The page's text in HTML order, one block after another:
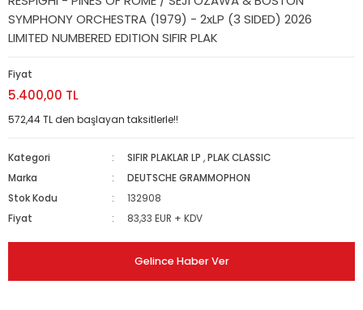
SYMPHONY ORCHESTRA (1979) - 2xLP (3 SIDED) 2026
LIMITED NUMBERED EDITION SIFIR PLAK
Fiyat
5.400,00 TL
572,44 TL den başlayan taksitlerle!!
Kategori SIFIR PLAKLAR LP ,PLAK CLASSIC
Marka
DEUTSCHE GRAMMOPHON
Stok Kodu
132908
Fiyat
83,33 EUR + KDV
Gelince Haber Ver